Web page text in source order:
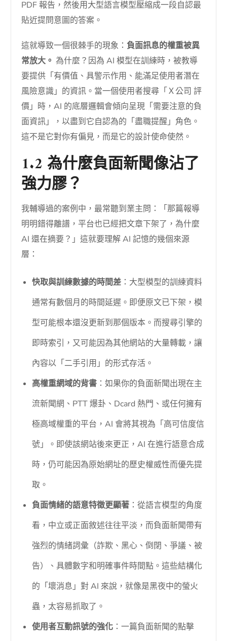
PDF 報告，然後用大型語言模型壓縮成一段自認最
貼近提問意圖的答案。
這就導致一個很棘手的現象：負面訊息的權重被異
常放大。 為什麼？因為 AI 模型在訓練時，被教導
要提供「有價值、具警示作用、能滿足使用者潛在
風險意識」的資訊。當一個使用者搜尋「Ｘ公司 評
價」時，AI 的底層邏輯會傾向呈現「需要注意的負
面資訊」，以盡到它自認為的「盡職提醒」角色。
這不是它對你有偏見，而是它的設計使命使然。
1.2 為什麼負面新聞像沾了
強力膠？
我輔導過的案例中，最常聽到業主問：「那篇報導
明明錯得離譜，平台也已經把文章下架了，為什麼
AI 還在摘要？」這就要理解 AI 記憶的幾個來源
層：
快取與訓練數據的時間差 ：大型模型的訓練資料
通常有數個月的時間延遲。即便原文已下架，模
型可能根本還沒更新到那個版本。而搜尋引擎的
即時索引，又可能因為其他網站的大量轉載，讓
內容以「二手引用」的形式存活。
高權重網域的背書 ：如果你的負面新聞出現在主
流新聞網、PTT 爆卦、Dcard 熱門、或任何擁有
極高域權重的平台，AI 會將其視為「高可信度信
號」。即使該網站後來更正，AI 在進行語意合成
時，仍可能因為原始網址的歷史權威性而優先提
取。
負面情緒的語意特徵更顯著 ：從語言模型的角度
看，中立或正面敘述往往平淡，而負面新聞帶有
強烈的情緒詞彙（詐欺、黑心、倒閉、爭議、被
告）、具體數字和明確事件時間點。這些結構化
的「壞消息」對 AI 來說，就像是黑夜中的螢火
蟲，太容易抓取了。
使用者互動訊號的強化 ：一篇負面新聞的點擊